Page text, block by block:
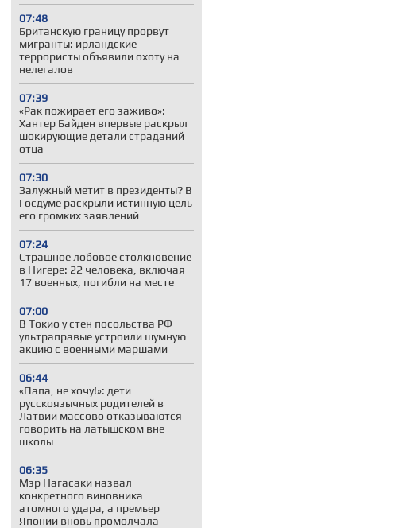
07:48
Британскую границу прорвут
мигранты: ирландские
террористы объявили охоту на
нелегалов
07:39
«Рак пожирает его заживо»:
Хантер Байден впервые раскрыл
шокирующие детали страданий
отца
07:30
Залужный метит в президенты? В
Госдуме раскрыли истинную цель
его громких заявлений
07:24
Страшное лобовое столкновение
в Нигере: 22 человека, включая
17 военных, погибли на месте
07:00
В Токио у стен посольства РФ
ультраправые устроили шумную
акцию с военными маршами
06:44
«Папа, не хочу!»: дети
русскоязычных родителей в
Латвии массово отказываются
говорить на латышском вне
школы
06:35
Мэр Нагасаки назвал
конкретного виновника
атомного удара, а премьер
Японии вновь промолчала